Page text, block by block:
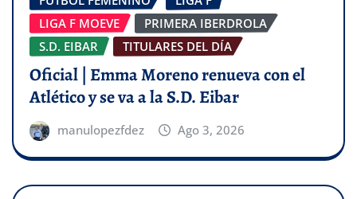
LIGA F MOEVE
PRIMERA IBERDROLA
S.D. EIBAR
TITULARES DEL DÍA
Oficial | Emma Moreno renueva con el
Atlético y se va a la S.D. Eibar
manulopezfdez Ago 3, 2026